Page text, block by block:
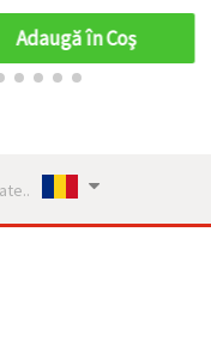
Adaugă în Coş